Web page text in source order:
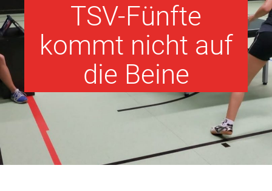
TSV-Fünfte
kommt nicht auf
die Beine